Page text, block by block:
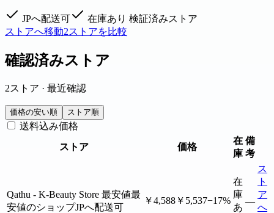
JPへ配送可 在庫あり 検証済みストア
ストアへ移動2ストアを比較
確認済みストア
2ストア · 最近確認
価格の安い順 ストア順
送料込み価格
ストア
価格
在
庫
備
考
Qathu - K-Beauty Store 最安値最
安値のショップJPへ配送可
￥4,588 ￥5,537−17%
在
庫
あ
—
ス
ト
ア
へ